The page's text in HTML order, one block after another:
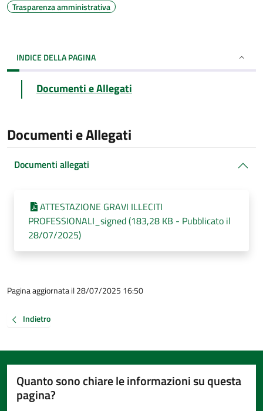
Trasparenza amministrativa
INDICE DELLA PAGINA
Documenti e Allegati
Documenti e Allegati
Documenti allegati
ATTESTAZIONE GRAVI ILLECITI
PROFESSIONALI_signed (183,28 KB - Pubblicato il
28/07/2025)
Pagina aggiornata il 28/07/2025 16:50
Indietro
Quanto sono chiare le informazioni su questa
pagina?